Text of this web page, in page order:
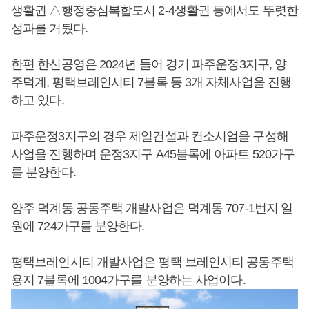
생활권 △행정중심복합도시 2-4생활권 등에서도 뚜렷한
성과를 거뒀다.
한편 한신공영은 2024년 들어 경기 파주운정3지구, 양
주덕계, 평택브레인시티 7블록 등 3개 자체사업을 진행
하고 있다.
파주운정3지구의 경우 제일건설과 컨소시엄을 구성해
사업을 진행하며 운정3지구 A45블록에 아파트 520가구
를 분양한다.
양주 덕계동 공동주택 개발사업은 덕계동 707-1번지 일
원에 724가구를 분양한다.
평택브레인시티 개발사업은 평택 브레인시티 공동주택
용지 7블록에 1004가구를 분양하는 사업이다.